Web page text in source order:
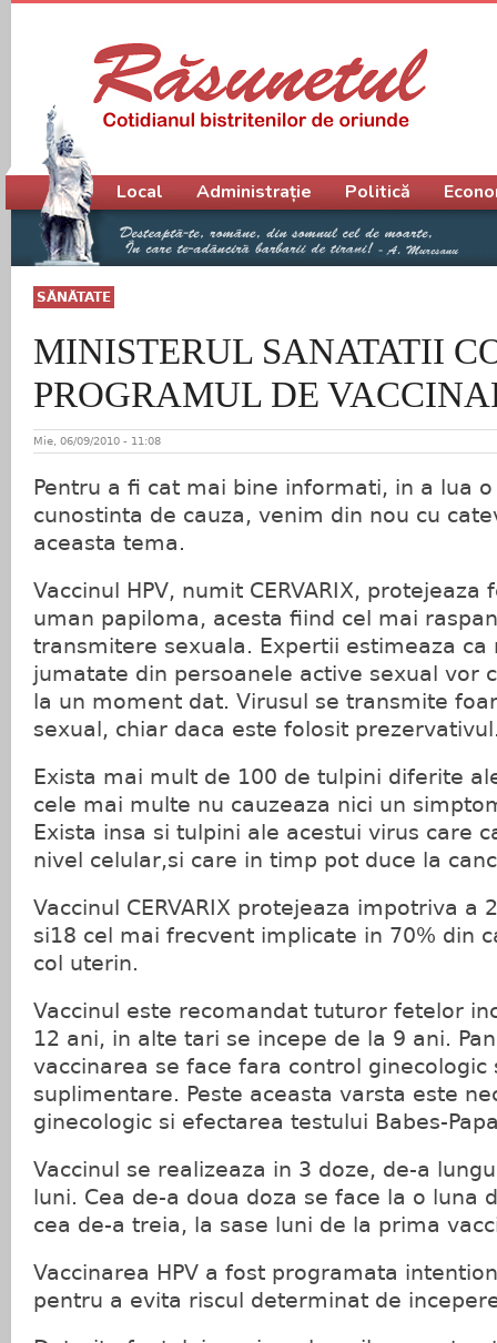
SĂNĂTATE
MINISTERUL SANATATII
PROGRAMUL DE
Mie, 06/09/2010 - 11:08
Pentru a fi cat mai bine informati, in a lua
cunostinta de cauza, venim din nou cu
aceasta tema.
Vaccinul HPV, numit CERVARIX,
uman papiloma, acesta fiind cel mai
transmitere sexuala. Expertii estimeaza ca
jumatate din persoanele active sexual vor
la un moment dat. Virusul se transmite
sexual, chiar daca este folosit
Exista mai mult de 100 de tulpini diferite
cele mai multe nu cauzeaza nici un
Exista insa si tulpini ale acestui virus care
nivel celular,si care in timp pot duce la
Vaccinul CERVARIX protejeaza impotriva a
si18 cel mai frecvent implicate in 70% din
col uterin.
Vaccinul este recomandat tuturor fetelor
12 ani, in alte tari se incepe de la 9 ani.
vaccinarea se face fara control ginecologic
suplimentare. Peste aceasta varsta este
ginecologic si efectarea testului Babes-
Vaccinul se realizeaza in 3 doze, de-a
luni. Cea de-a doua doza se face la o luna
cea de-a treia, la sase luni de la prima
Vaccinarea HPV a fost programata
pentru a evita riscul determinat de
Meniu principal
Local Administrație Politică